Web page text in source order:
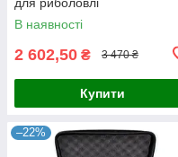
В наявності
2 602,50 ₴ 3 470 ₴
Купити
–22%